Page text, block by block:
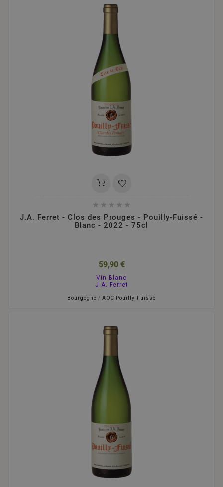
    
J.A. Ferret - Clos des Prouges - Pouilly-Fuissé -
Blanc - 2022 - 75cl
59,90 €
Vin Blanc
J.A. Ferret
Bourgogne / AOC Pouilly-Fuissé